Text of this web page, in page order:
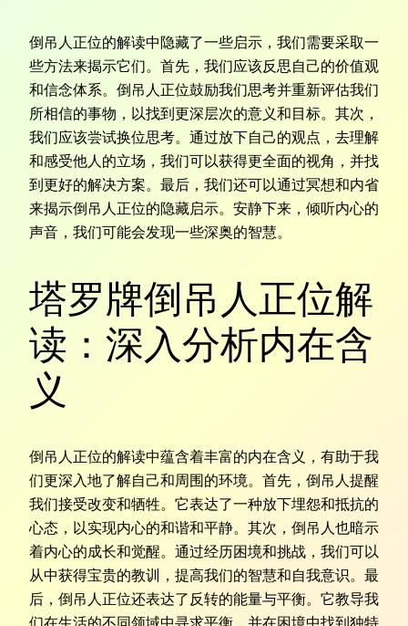
倒吊人正位的解读中隐藏了一些启示，我们需要采取一
些方法来揭示它们。首先，我们应该反思自己的价值观
和信念体系。倒吊人正位鼓励我们思考并重新评估我们
所相信的事物，以找到更深层次的意义和目标。其次，
我们应该尝试换位思考。通过放下自己的观点，去理解
和感受他人的立场，我们可以获得更全面的视角，并找
到更好的解决方案。最后，我们还可以通过冥想和内省
来揭示倒吊人正位的隐藏启示。安静下来，倾听内心的
声音，我们可能会发现一些深奥的智慧。
塔罗牌倒吊人正位解
读：深入分析内在含
义
倒吊人正位的解读中蕴含着丰富的内在含义，有助于我
们更深入地了解自己和周围的环境。首先，倒吊人提醒
我们接受改变和牺牲。它表达了一种放下埋怨和抵抗的
心态，以实现内心的和谐和平静。其次，倒吊人也暗示
着内心的成长和觉醒。通过经历困境和挑战，我们可以
从中获得宝贵的教训，提高我们的智慧和自我意识。最
后，倒吊人正位还表达了反转的能量与平衡。它教导我